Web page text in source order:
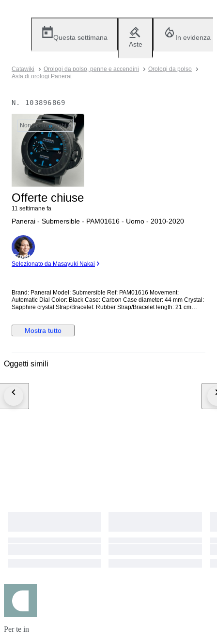
Questa settimana
Aste
In evidenza
Catawiki Orologi da polso, penne e accendini
Orologi da polso
Asta di orologi Panerai
N. 103896869
Non più disponibile
Offerte chiuse
11 settimane fa
Panerai - Submersible - PAM01616 - Uomo - 2010-2020
Esperto
Selezionato da Masayuki Nakai
Brand: Panerai Model: Submersible Ref: PAM01616 Movement:
Automatic Dial Color: Black Case: Carbon Case diameter: 44 mm Crystal:
Sapphire crystal Strap/Bracelet: Rubber Strap/Bracelet length: 21 cm
**Optional shipping from Europe(EU) is available. Please contact seller
for details.
Mostra tutto
Oggetti simili
Per te in